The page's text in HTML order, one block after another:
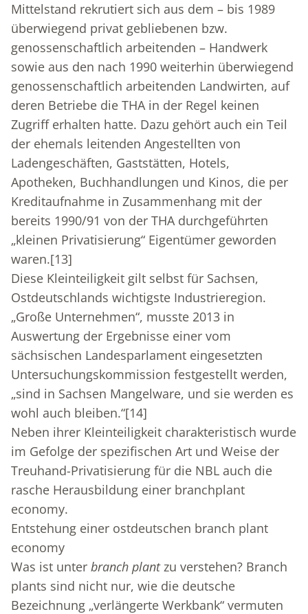
Mittelstand rekrutiert sich aus dem – bis 1989
überwiegend privat gebliebenen bzw.
genossenschaftlich arbeitenden – Handwerk
sowie aus den nach 1990 weiterhin überwiegend
genossenschaftlich arbeitenden Landwirten, auf
deren Betriebe die THA in der Regel keinen
Zugriff erhalten hatte. Dazu gehört auch ein Teil
der ehemals leitenden Angestellten von
Ladengeschäften, Gaststätten, Hotels,
Apotheken, Buchhandlungen und Kinos, die per
Kreditaufnahme in Zusammenhang mit der
bereits 1990/91 von der THA durchgeführten
„kleinen Privatisierung“ Eigentümer geworden
waren.[13]
Diese Kleinteiligkeit gilt selbst für Sachsen,
Ostdeutschlands wichtigste Industrieregion.
„Große Unternehmen“, musste 2013 in
Auswertung der Ergebnisse einer vom
sächsischen Landesparlament eingesetzten
Untersuchungskommission festgestellt werden,
„sind in Sachsen Mangelware, und sie werden es
wohl auch bleiben.“[14]
Neben ihrer Kleinteiligkeit charakteristisch wurde
im Gefolge der spezifischen Art und Weise der
Treuhand-Privatisierung für die NBL auch die
rasche Herausbildung einer branchplant
economy.
Entstehung einer ostdeutschen branch plant
economy
Was ist unter branch plantzu verstehen? Branch
plants sind nicht nur, wie die deutsche
Bezeichnung „verlängerte Werkbank“ vermuten